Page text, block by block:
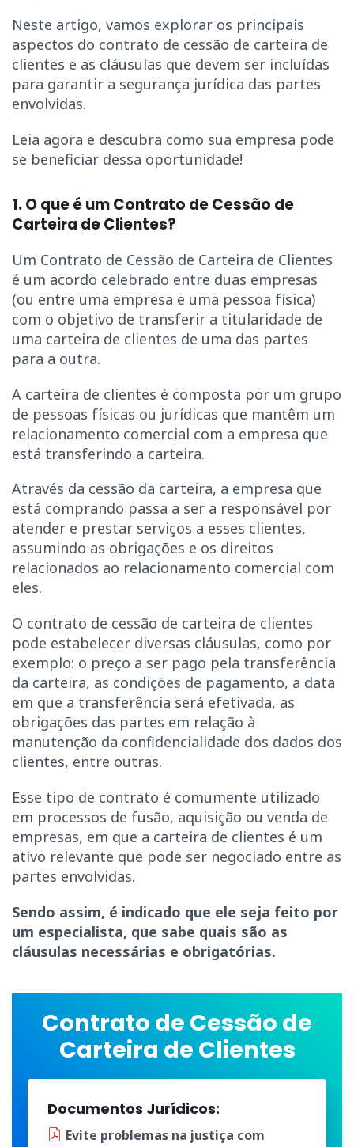
Neste artigo, vamos explorar os principais
aspectos do contrato de cessão de carteira de
clientes e as cláusulas que devem ser incluídas
para garantir a segurança jurídica das partes
envolvidas.
Leia agora e descubra como sua empresa pode
se beneficiar dessa oportunidade!
1. O que é um Contrato de Cessão de
Carteira de Clientes?
Um Contrato de Cessão de Carteira de Clientes
é um acordo celebrado entre duas empresas
(ou entre uma empresa e uma pessoa física)
com o objetivo de transferir a titularidade de
uma carteira de clientes de uma das partes
para a outra.
A carteira de clientes é composta por um grupo
de pessoas físicas ou jurídicas que mantêm um
relacionamento comercial com a empresa que
está transferindo a carteira.
Através da cessão da carteira, a empresa que
está comprando passa a ser a responsável por
atender e prestar serviços a esses clientes,
assumindo as obrigações e os direitos
relacionados ao relacionamento comercial com
eles.
O contrato de cessão de carteira de clientes
pode estabelecer diversas cláusulas, como por
exemplo: o preço a ser pago pela transferência
da carteira, as condições de pagamento, a data
em que a transferência será efetivada, as
obrigações das partes em relação à
manutenção da confidencialidade dos dados dos
clientes, entre outras.
Esse tipo de contrato é comumente utilizado
em processos de fusão, aquisição ou venda de
empresas, em que a carteira de clientes é um
ativo relevante que pode ser negociado entre as
partes envolvidas.
Sendo assim, é indicado que ele seja feito por
um especialista, que sabe quais são as
cláusulas necessárias e obrigatórias.
Contrato de Cessão de
Carteira de Clientes
Documentos Jurídicos:
Evite problemas na justiça com